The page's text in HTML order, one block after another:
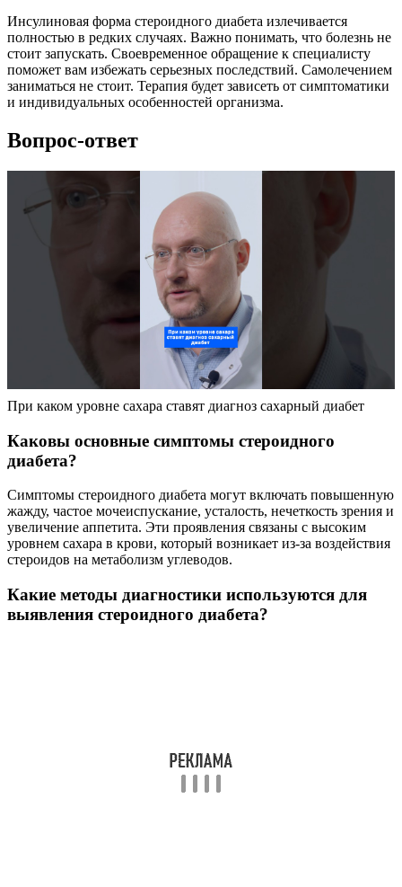
Инсулиновая форма стероидного диабета излечивается
полностью в редких случаях. Важно понимать, что болезнь не
стоит запускать. Своевременное обращение к специалисту
поможет вам избежать серьезных последствий. Самолечением
заниматься не стоит. Терапия будет зависеть от симптоматики
и индивидуальных особенностей организма.
Вопрос-ответ
При каком уровне сахара ставят диагноз сахарный диабет
Каковы основные симптомы стероидного
диабета?
Симптомы стероидного диабета могут включать повышенную
жажду, частое мочеиспускание, усталость, нечеткость зрения и
увеличение аппетита. Эти проявления связаны с высоким
уровнем сахара в крови, который возникает из-за воздействия
стероидов на метаболизм углеводов.
Какие методы диагностики используются для
выявления стероидного диабета?